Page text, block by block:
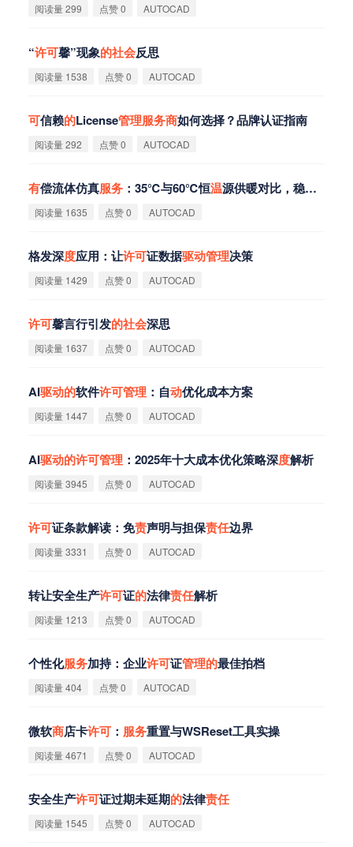
阅读量 299 点赞 0 AUTOCAD
“许可馨”现象的社会反思
阅读量 1538 点赞 0 AUTOCAD
可信赖的License管理服务商如何选择？品牌认证指南
阅读量 292 点赞 0 AUTOCAD
有偿流体仿真服务 ：35℃与60℃恒温源供暖对比，稳态
阅读量 1635 点赞 0 AUTOCAD
格发深度应用：让许可证数据驱动管理决策
阅读量 1429 点赞 0 AUTOCAD
许可馨言行引发的社会深思
阅读量 1637 点赞 0 AUTOCAD
AI驱动的软件许可管理 ：自动优化成本方案
阅读量 1447 点赞 0 AUTOCAD
AI驱动的许可管理 ：2025年十大成本优化策略深度解析
阅读量 3945 点赞 0 AUTOCAD
许可证条款解读：免责声明与担保责任边界
阅读量 3331 点赞 0 AUTOCAD
转让安全生产许可证的法律责任解析
阅读量 1213 点赞 0 AUTOCAD
个性化服务加持：企业许可证管理的最佳拍档
阅读量 404 点赞 0 AUTOCAD
微软商店卡许可 ： 服务重置与WSReset工具实操‌
阅读量 4671 点赞 0 AUTOCAD
安全生产许可证过期未延期的法律责任
阅读量 1545 点赞 0 AUTOCAD